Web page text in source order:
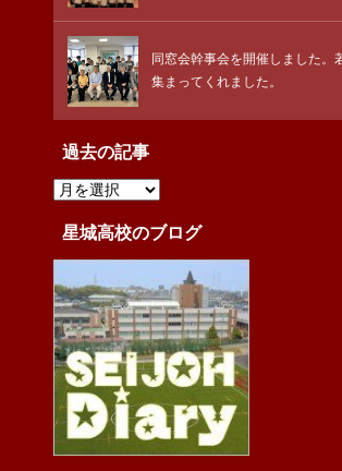
同窓会幹事会を開催しました。
集まってくれました。
過去の記事
過
去
記
事
星城高校のブログ